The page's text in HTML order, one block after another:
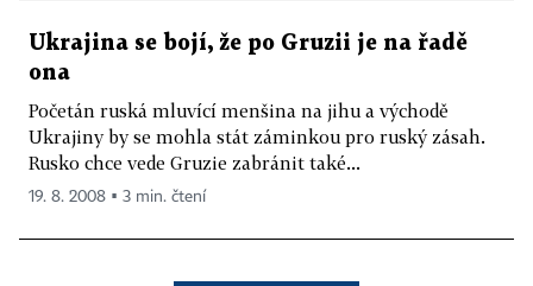
Ukrajina se bojí, že po Gruzii je na řadě
ona
Početán ruská mluvící menšina na jihu a východě
Ukrajiny by se mohla stát záminkou pro ruský zásah.
Rusko chce vede Gruzie zabránit také...
19. 8. 2008 ▪ 3 min. čtení